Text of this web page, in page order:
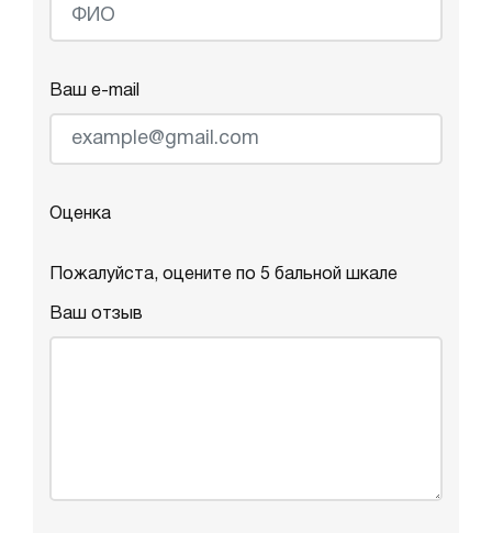
Ваш e-mail
Оценка
Пожалуйста, оцените по 5 бальной шкале
Ваш отзыв